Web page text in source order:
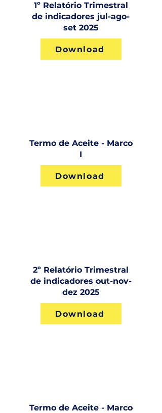
1º Relatório Trimestral
de indicadores jul-ago-
set 2025
Download
Termo de Aceite - Marco
I
Download
2º Relatório Trimestral
de indicadores out-nov-
dez 2025
Download
Termo de Aceite - Marco